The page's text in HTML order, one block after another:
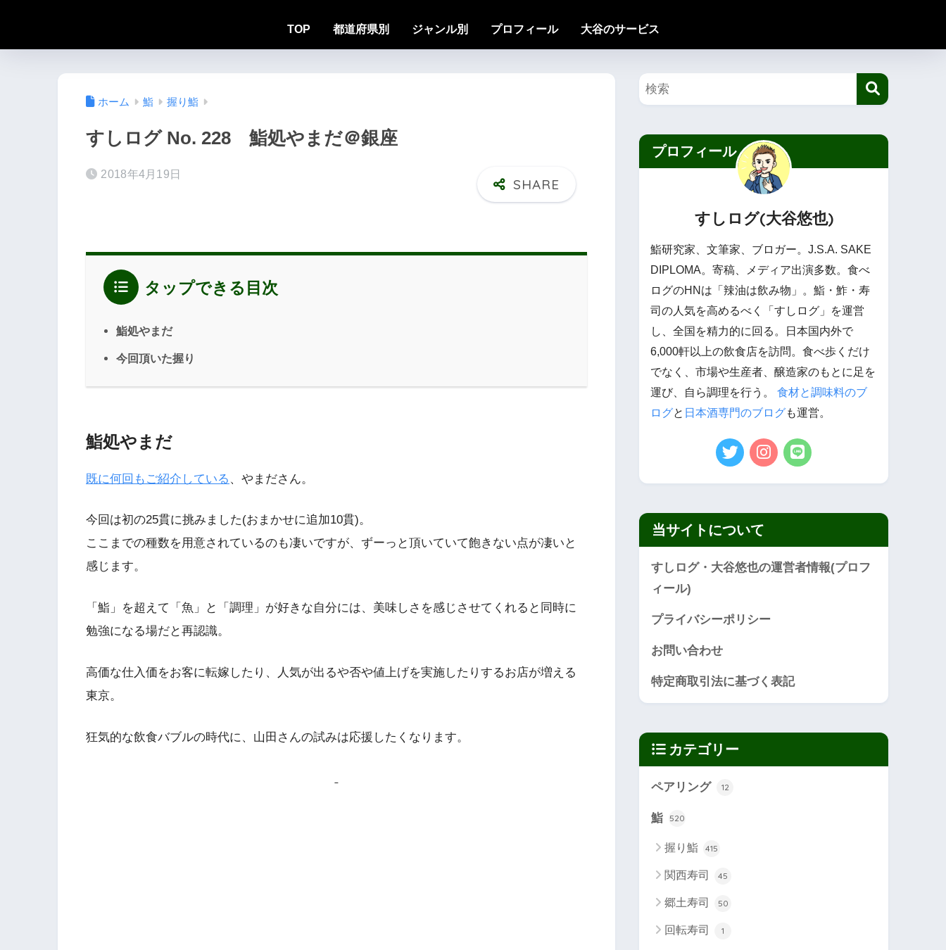
TOP 都道府県別 ジャンル別 プロフィール 大谷のサービス
ホーム 鮨 握り鮨
すしログ No. 228 鮨処やまだ＠銀座
2018年4月19日
タップできる目次
鮨処やまだ
今回頂いた握り
鮨処やまだ
既に何回もご紹介している 、やまださん。
今回は初の25貫に挑みました(おまかせに追加10貫)。
ここまでの種数を用意されているのも凄いですが、ずーっと頂いていて飽きない点が凄いと
感じます。
「鮨」を超えて「魚」と「調理」が好きな自分には、美味しさを感じさせてくれると同時に
勉強になる場だと再認識。
高価な仕入価をお客に転嫁したり、人気が出るや否や値上げを実施したりするお店が増える
東京。
狂気的な飲食バブルの時代に、山田さんの試みは応援したくなります。
プロフィール
すしログ(大谷悠也)
鮨研究家、文筆家、ブロガー。J.S.A. SAKE
DIPLOMA。寄稿、メディア出演多数。食べ
ログのHNは「辣油は飲み物」。鮨・鮓・寿
司の人気を高めるべく「すしログ」を運営
し、全国を精力的に回る。日本国内外で
6,000軒以上の飲食店を訪問。食べ歩くだけ
でなく、市場や生産者、醸造家のもとに足を
運び、自ら調理を行う。 食材と調味料のブ
ログと 日本酒専門のブログも運営。
当サイトについて
すしログ・大谷悠也の運営者情報(プロフ
ィール)
プライバシーポリシー
お問い合わせ
特定商取引法に基づく表記
カテゴリー
ペアリング 12
鮨 520
握り鮨 415
関西寿司 45
郷土寿司 50
回転寿司 1